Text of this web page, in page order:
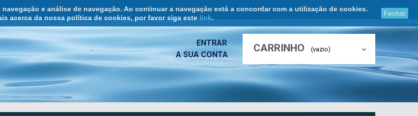
e análise de navegação. Ao continuar a navegação está a concordar com a utilização de cookies.
acerca da nossa política de cookies, por favor siga este link.
Fechar
CARRINHO (vazio)
ENTRAR
A SUA CONTA